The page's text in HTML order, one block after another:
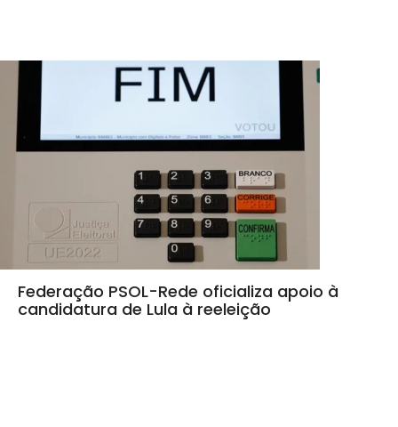
Federação PSOL-Rede oficializa apoio à
candidatura de Lula à reeleição